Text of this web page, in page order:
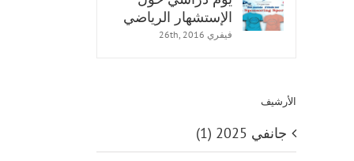
الإستشهار الرياضي
فيفري 26th, 2016
الأرشيف
جانفي 2025 (1)